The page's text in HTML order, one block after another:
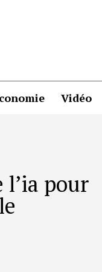
Vidéo
l’ia pour